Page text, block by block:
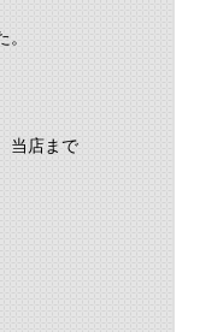
当店まで